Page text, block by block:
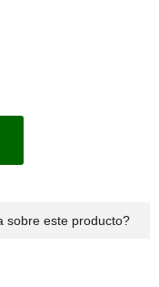
sobre este producto?